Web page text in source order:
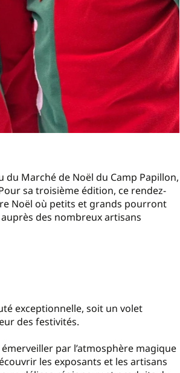
Marché de Noël du Camp Papillon,
sa troisième édition, ce rendez-
Noël où petits et grands pourront
des nombreux artisans
exceptionnelle, soit un volet
des festivités.
par l’atmosphère magique
les exposants et les artisans